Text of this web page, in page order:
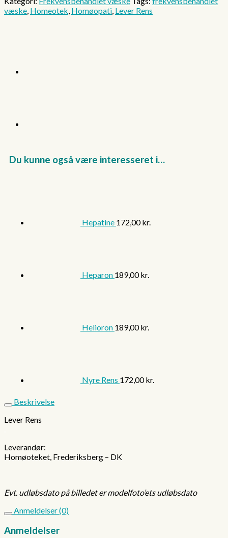
væske, Homeotek, Homøopati, Lever Rens
Du kunne også være interesseret i…
Hepatine 172,00kr.
Heparon 189,00kr.
Helioron 189,00kr.
Nyre Rens 172,00kr.
Beskrivelse
Lever Rens
Leverandør:
Homøoteket, Frederiksberg – DK
Evt. udløbsdato på billedet er modelfoto’ets udløbsdato
Anmeldelser (0)
Anmeldelser